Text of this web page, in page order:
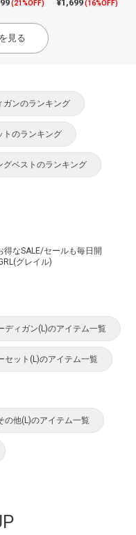
(21%OFF) ¥1,699(16%OFF)
見る
ガンのランキング
トのランキング
グベストのランキング
なSALE/セールも毎日開
グレイル)
ディガン(L)のアイテム一覧
セット(L)のアイテム一覧
の他(L)のアイテム一覧